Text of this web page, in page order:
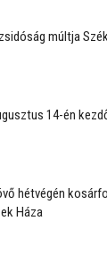
múltja
14-én
hétvégén
Háza